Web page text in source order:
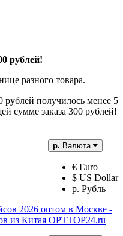
рублей!
разного товара.
рублей получилось менее 5
сумме заказа 300 рублей!
р. Валюта
€ Euro
$ US Dollar
р. Рубль